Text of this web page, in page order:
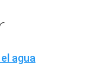
agua